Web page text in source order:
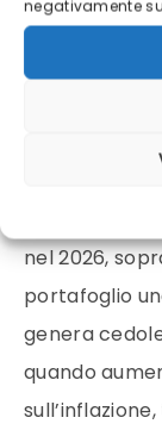
negativamente
credito
ETF ORO:
MERCATO
nel 2026,
portafoglio
genera
quando